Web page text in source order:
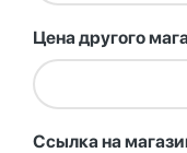
Цена другого
Ссылка на